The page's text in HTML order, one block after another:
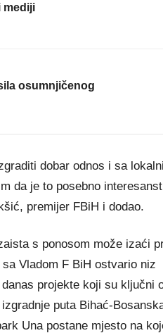
mediji
osumnjičenog
dobar odnos i sa
da je to posebno
premijer FBiH i dodao.
s ponosom može izaći
Vladom F BiH ostvario niz
projekte koji su ključni
puta Bihać-
Una postane mjesto na